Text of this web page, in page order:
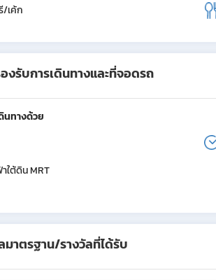
/เค้ก
งรับการเดินทางและที่จอดรถ
นทางด้วย
ใต้ดิน MRT
าตรฐาน/รางวัลที่ได้รับ